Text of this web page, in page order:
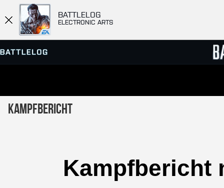
BATTLELOG
ELECTRONIC ARTS
SERVER-BROWSER
Kampfbericht
Kampfbericht